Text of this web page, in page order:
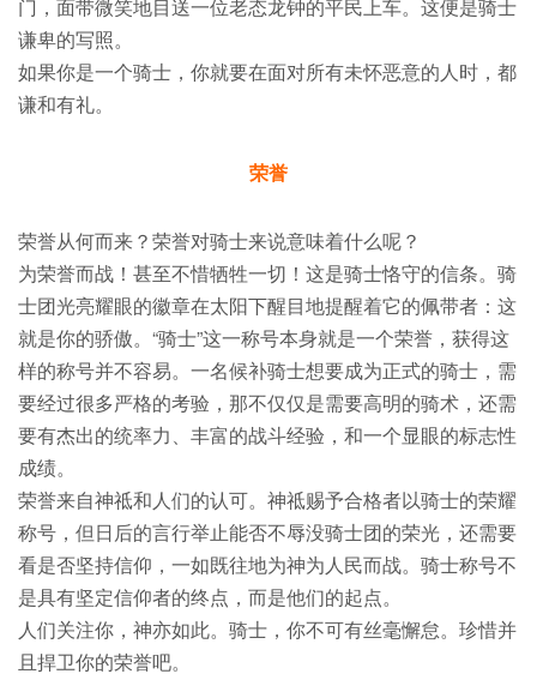
门，面带微笑地目送一位老态龙钟的平民上车。这便是骑士
谦卑的写照。
如果你是一个骑士，你就要在面对所有未怀恶意的人时，都
谦和有礼。
荣誉
荣誉从何而来？荣誉对骑士来说意味着什么呢？
为荣誉而战！甚至不惜牺牲一切！这是骑士恪守的信条。骑
士团光亮耀眼的徽章在太阳下醒目地提醒着它的佩带者：这
就是你的骄傲。“骑士”这一称号本身就是一个荣誉，获得这
样的称号并不容易。一名候补骑士想要成为正式的骑士，需
要经过很多严格的考验，那不仅仅是需要高明的骑术，还需
要有杰出的统率力、丰富的战斗经验，和一个显眼的标志性
成绩。
荣誉来自神祗和人们的认可。神祗赐予合格者以骑士的荣耀
称号，但日后的言行举止能否不辱没骑士团的荣光，还需要
看是否坚持信仰，一如既往地为神为人民而战。骑士称号不
是具有坚定信仰者的终点，而是他们的起点。
人们关注你，神亦如此。骑士，你不可有丝毫懈怠。珍惜并
且捍卫你的荣誉吧。